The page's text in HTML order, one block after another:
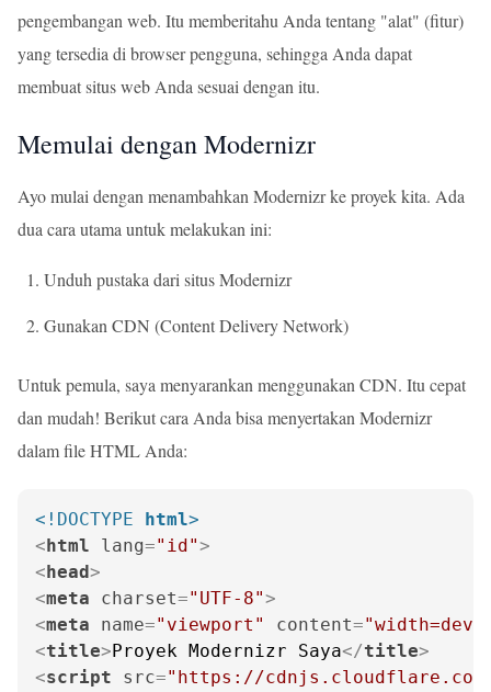
pengembangan web. Itu memberitahu Anda tentang "alat" (fitur)
yang tersedia di browser pengguna, sehingga Anda dapat
membuat situs web Anda sesuai dengan itu.
Memulai dengan Modernizr
Ayo mulai dengan menambahkan Modernizr ke proyek kita. Ada
dua cara utama untuk melakukan ini:
Unduh pustaka dari situs Modernizr
Gunakan CDN (Content Delivery Network)
Untuk pemula, saya menyarankan menggunakan CDN. Itu cepat
dan mudah! Berikut cara Anda bisa menyertakan Modernizr
dalam file HTML Anda:
<!DOCTYPE html>
<html lang="id">
<head>
<meta charset="UTF-8">
<meta name="viewport" content=
<title>Proyek Modernizr Saya</title>
<script src="https://